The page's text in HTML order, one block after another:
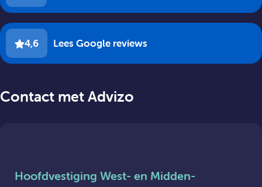
4,6 Lees Google reviews
Contact met Advizo
Hoofdvestiging West- en Midden-